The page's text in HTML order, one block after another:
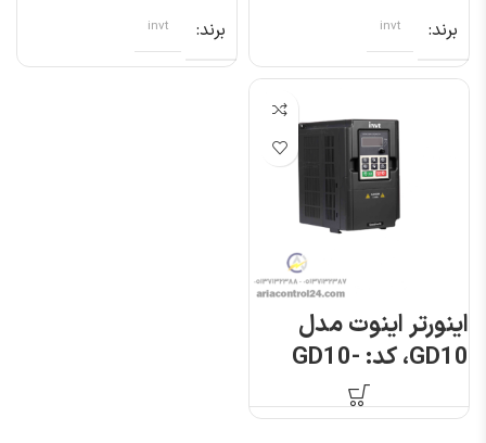
برند invt برند invt
اینورتر اینوت مدل
GD10، کد: GD10-
2R2G-S2-B